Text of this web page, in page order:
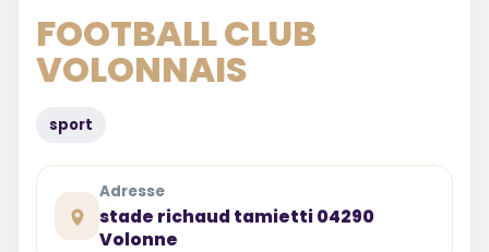
FOOTBALL CLUB
VOLONNAIS
sport
Adresse
stade richaud tamietti 04290
Volonne